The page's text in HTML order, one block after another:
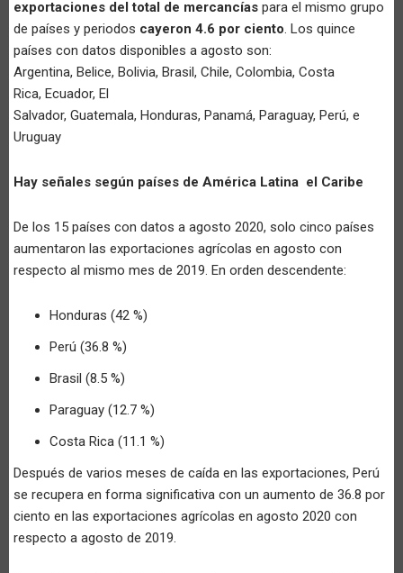
exportaciones del total de mercancías para el mismo grupo
de países y periodos cayeron 4.6 por ciento. Los quince
países con datos disponibles a agosto son:
Argentina, Belice, Bolivia, Brasil, Chile, Colombia, Costa
Rica, Ecuador, El
Salvador, Guatemala, Honduras, Panamá, Paraguay, Perú, e
Uruguay
Hay señales según países de América Latina el Caribe
De los 15 países con datos a agosto 2020, solo cinco países
aumentaron las exportaciones agrícolas en agosto con
respecto al mismo mes de 2019. En orden descendente:
Honduras (42 %)
Perú (36.8 %)
Brasil (8.5 %)
Paraguay (12.7 %)
Costa Rica (11.1 %)
Después de varios meses de caída en las exportaciones, Perú
se recupera en forma significativa con un aumento de 36.8 por
ciento en las exportaciones agrícolas en agosto 2020 con
respecto a agosto de 2019.